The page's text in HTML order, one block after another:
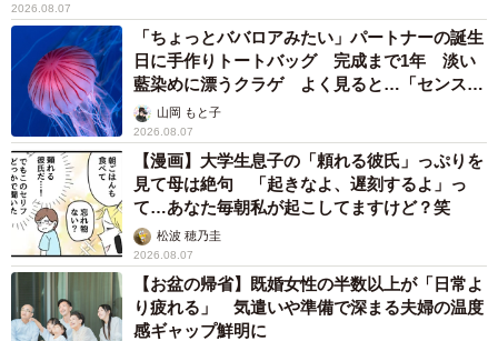
2026.08.07
「ちょっとババロアみたい」パートナーの誕生
日に手作りトートバッグ 完成まで1年 淡い
藍染めに漂うクラゲ よく見ると…「センスす
ごい」山岡 もと子
2026.08.07
【漫画】大学生息子の「頼れる彼氏」っぷりを
見て母は絶句 「起きなよ、遅刻するよ」っ
て…あなた毎朝私が起こしてますけど？笑
松波 穂乃圭
2026.08.07
【お盆の帰省】既婚女性の半数以上が「日常よ
り疲れる」 気遣いや準備で深まる夫婦の温度
感ギャップ鮮明に